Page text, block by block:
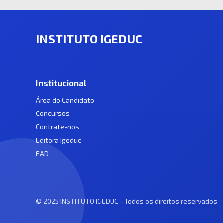
INSTITUTO IGEDUC
Institucional
Área do Candidato
Concursos
Contrate-nos
Editora Igeduc
EAD
© 2025 INSTITUTO IGEDUC - Todos os direitos reservados